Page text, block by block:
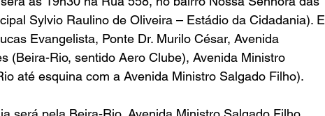
Sylvio Raulino de Oliveira – Estádio da Cidadania). E
Evangelista, Ponte Dr. Murilo César, Avenida
(Beira-Rio, sentido Aero Clube), Avenida Ministro
até esquina com a Avenida Ministro Salgado Filho).